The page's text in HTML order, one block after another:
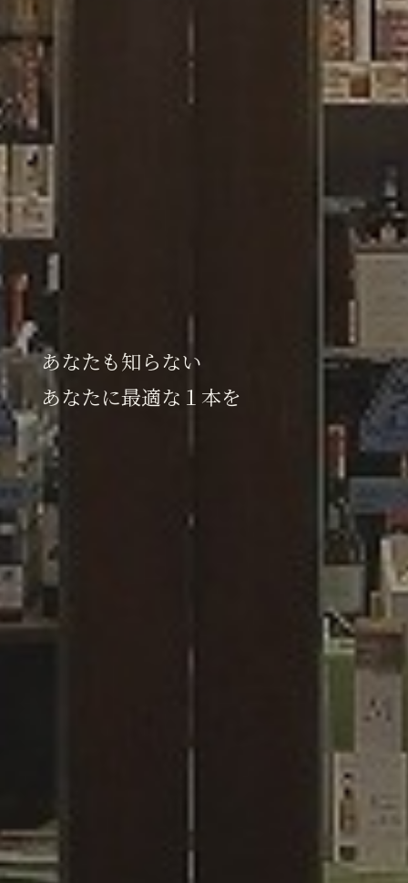
あなたも知らない
あなたに最適な１本を